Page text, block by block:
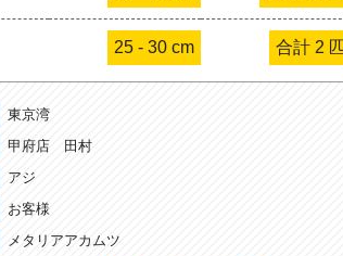
25 - 30 cm 合計 2
東京湾
甲府店 田村
アジ
お客様
メタリアアカムツ